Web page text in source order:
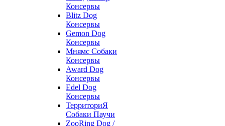
Консервы
Blitz Dog
Консервы
Gemon Dog
Консервы
Мнямс Собаки
Консервы
Award Dog
Консервы
Edel Dog
Консервы
ТерриториЯ
Собаки Паучи
ZooRing Dog /